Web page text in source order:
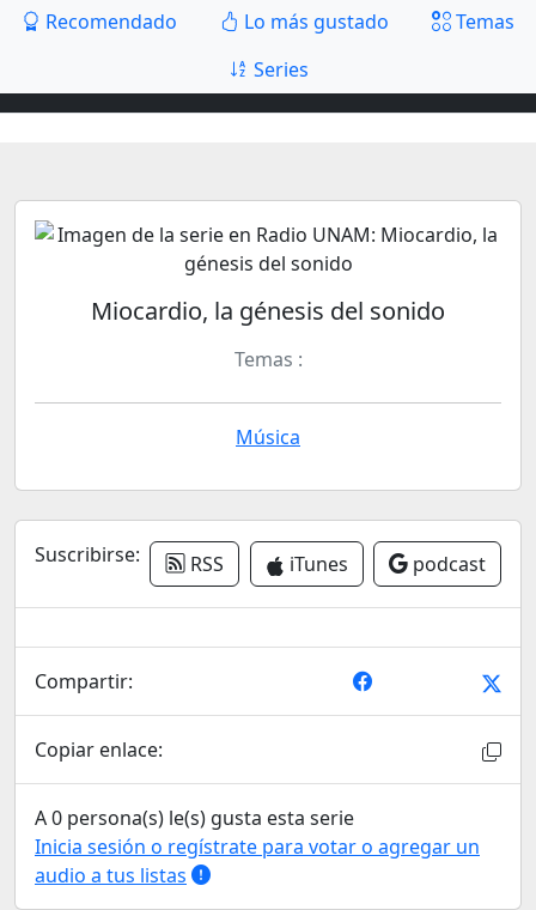
Recomendado
Lo más gustado
Temas
Series
Miocardio, la génesis del sonido
Temas :
Música
Suscribirse: RSS iTunes podcast
Compartir:
Copiar enlace:
A 0 persona(s) le(s) gusta esta serie
Inicia sesión o regístrate para votar o agregar un
audio a tus listas